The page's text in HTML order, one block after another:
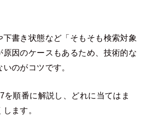
下書き状態など「そもそも検索対象
原因のケースもあるため、技術的な
のがコツです。
を順番に解説し、どれに当てはま
ます。